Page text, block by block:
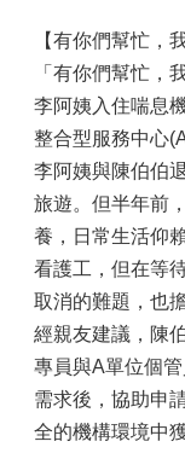
【有你們幫忙，
「有你們幫忙，
李阿姨入住喘息
整合型服務中心
李阿姨與陳伯伯
旅遊。但半年前
養，日常生活仰
看護工，但在等
取消的難題，也
經親友建議，陳
專員與A單位個
需求後，協助申
全的機構環境中